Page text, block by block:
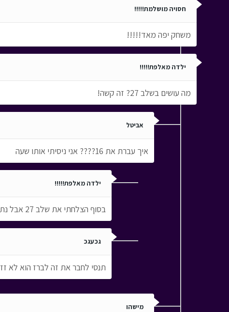
חסויה מושלמת!!!!!
משחק יפה מאד!!!!!
ילדה מאלפת!!!!!
מה עושים בשלב 27? זה קשה!
אביטל
איך עברת את 16???? אני ניסיתי אותו שעה
ילדה מאלפת!!!!!
בסוף הצלחתי את שלב 27 אבל נתקעתי עכשיו בשלב 29. ואם את רוצה אז בשלב 16 את משעינה עם קו את הכוס לברז שמוציא את המים
גכעגכ
תנסי לחבר את זה לברז הוא לא זז
מישהו